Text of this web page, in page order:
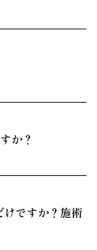
か？
ですか？施術